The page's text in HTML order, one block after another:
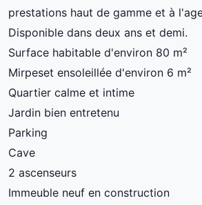
prestations haut de gamme et à
Disponible dans deux ans et demi.
Surface habitable d'environ 80 m²
Mirpeset ensoleillée d'environ 6 m²
Quartier calme et intime
Jardin bien entretenu
Parking
Cave
2 ascenseurs
Immeuble neuf en construction